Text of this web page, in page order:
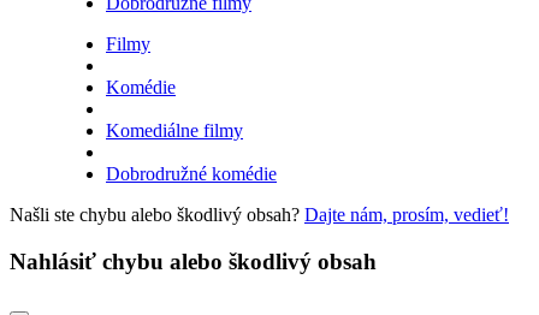
Filmy
Komédie
Komediálne filmy
Dobrodružné komédie
Našli ste chybu alebo škodlivý obsah? Dajte nám, prosím, vedieť!
Nahlásiť chybu alebo škodlivý obsah